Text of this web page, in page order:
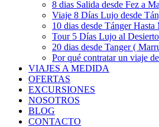
8 dias Salida desde Fez a
Viaje 8 Días Lujo desde
10 dias desde Tánger
Tour 5 Días Lujo al
20 dias desde Tanger (
Por qué contratar un viaje
VIAJES A MEDIDA
OFERTAS
EXCURSIONES
NOSOTROS
BLOG
CONTACTO